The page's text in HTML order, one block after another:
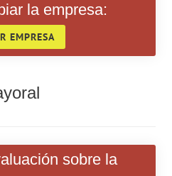
la empresa:
EMPRESA
sobre la
acortar